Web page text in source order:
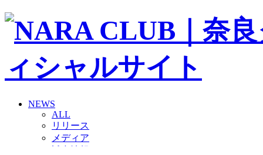
NEWS
ALL
リリース
メディア